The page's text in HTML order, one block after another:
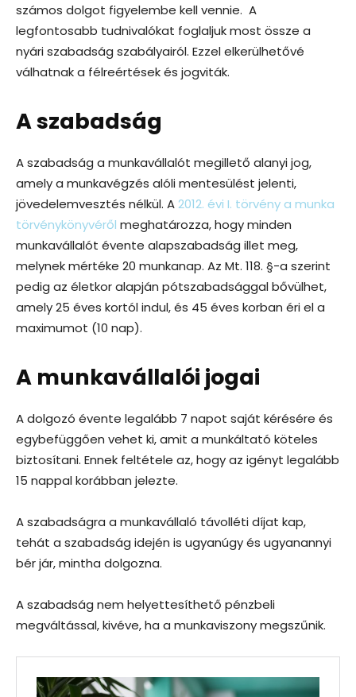
számos dolgot figyelembe kell vennie. A
legfontosabb tudnivalókat foglaljuk most össze a
nyári szabadság szabályairól. Ezzel elkerülhetővé
válhatnak a félreértések és jogviták.
A szabadság
A szabadság a munkavállalót megillető alanyi jog,
amely a munkavégzés alóli mentesülést jelenti,
jövedelemvesztés nélkül. A2012. évi I. törvény a munka
törvénykönyvéről meghatározza, hogy minden
munkavállalót évente alapszabadság illet meg,
melynek mértéke 20 munkanap. Az Mt. 118. §-a szerint
pedig az életkor alapján pótszabadsággal bővülhet,
amely 25 éves kortól indul, és 45 éves korban éri el a
maximumot (10 nap).
A munkavállalói jogai
A dolgozó évente legalább 7 napot saját kérésére és
egybefüggően vehet ki, amit a munkáltató köteles
biztosítani. Ennek feltétele az, hogy az igényt legalább
15 nappal korábban jelezte.
A szabadságra a munkavállaló távolléti díjat kap,
tehát a szabadság idején is ugyanúgy és ugyanannyi
bér jár, mintha dolgozna.
A szabadság nem helyettesíthető pénzbeli
megváltással, kivéve, ha a munkaviszony megszűnik.